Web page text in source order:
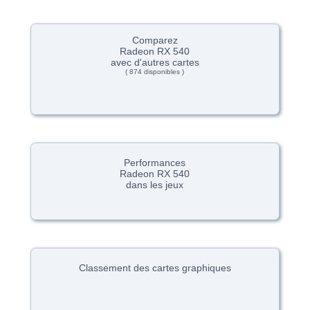
Comparez
Radeon RX 540
avec d'autres cartes
( 874 disponibles )
Performances
Radeon RX 540
dans les jeux
Classement des cartes graphiques